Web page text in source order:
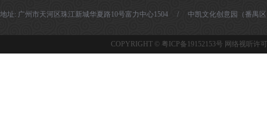
地址: 广州市天河区珠江新城华夏路10号富力中心1504 / 中凯文化创意园（番禺
COPYRIGHT © 粤ICP备19152153号 网络视听许